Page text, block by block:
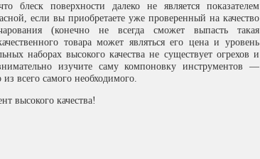
блеск поверхности далеко не является показателем
если вы приобретаете уже проверенный на качество
(конечно не всегда сможет выпасть такая
товара может являться его цена и уровень
наборах высокого качества не существует огрехов и
изучите саму компоновку инструментов —
всего самого необходимого.
высокого качества!